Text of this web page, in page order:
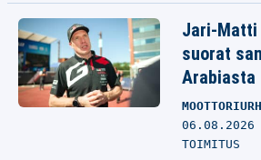
Jari-Matti
suorat
Arabiasta
TOIMITUS